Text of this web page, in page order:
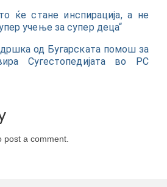
ќе стане инспирација, а не
учење за супер деца“
од Бугарската помош за
Сугестопедијата во РС
post a comment.